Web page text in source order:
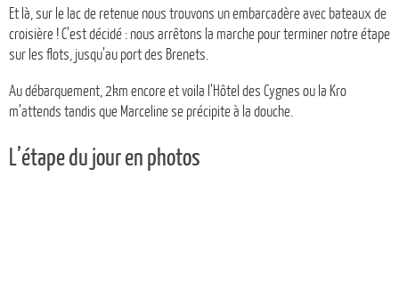
Et là, sur le lac de retenue nous trouvons un embarcadère avec bateaux de
croisière ! C’est décidé : nous arrêtons la marche pour terminer notre étape
sur les flots, jusqu’au port des Brenets.
Au débarquement, 2km encore et voila l’Hôtel des Cygnes ou la Kro
m’attends tandis que Marceline se précipite à la douche.
L’étape du jour en photos